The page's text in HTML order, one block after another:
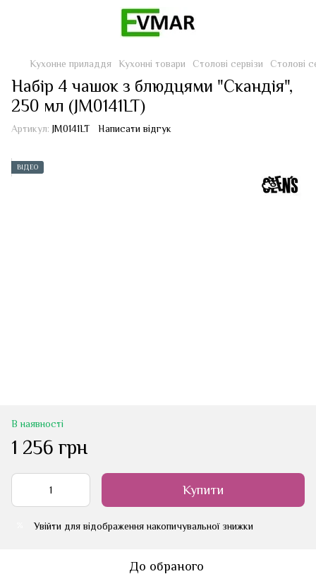
Кухонне приладдя Кухонні товари Столові сервізи Столові
Набір 4 чашок з блюдцями "Скандія",
250 мл (JM0141LT)
Артикул: JM0141LT Написати відгук
ВІДЕО
В наявності
1 256 грн
Купити
Увійти для відображення накопичувальної знижки
До обраного